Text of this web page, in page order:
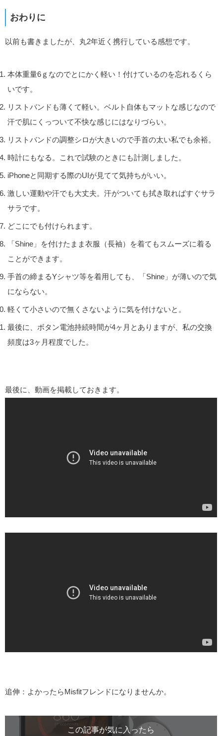
おわりに
以前も書きましたが、丸2年近く携行している感想です。
本体重量6ｇなのでとにかく軽い！付けているのを忘れるくら
いです。
リストバンドも薄くて軽い。ベルト自体もマットな感じなので
汗で肌にくっついて不快な感じにはなりづらい。
リストバンドの調整シロが大きいので手首の太い私でも余裕。
時計にもなる。これで試験のときにも計測しました。
iPhoneと同期する際のUIが見てて気持ちがいい。
激しい運動や汗でも大丈夫。汗がついても拭き取ればすぐサラ
サラです。
どこにでも付けられます。
「Shine」を付けたまま衣服（長袖）を着てもスムーズに着る
ことができます。
手首の締まるYシャツ等を着用しても、「Shine」が薄いので気
にならない。
軽くて小さいので無くさないように気を付けないと。
最後に、ボタン電池持続時間が4ヶ月とありますが、私の交換
頻度は3ヶ月程度でした。
最後に、動画を掲載しておきます。
追伸：よかったらMisfitフレンドになりませんか。
この記事が気に入ったら